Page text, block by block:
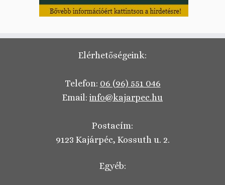
Elérhetőségeink:
Telefon: 06 (96) 551 046
Email: info@kajarpec.hu
Postacím:
9123 Kajárpéc, Kossuth u. 2.
Egyéb: